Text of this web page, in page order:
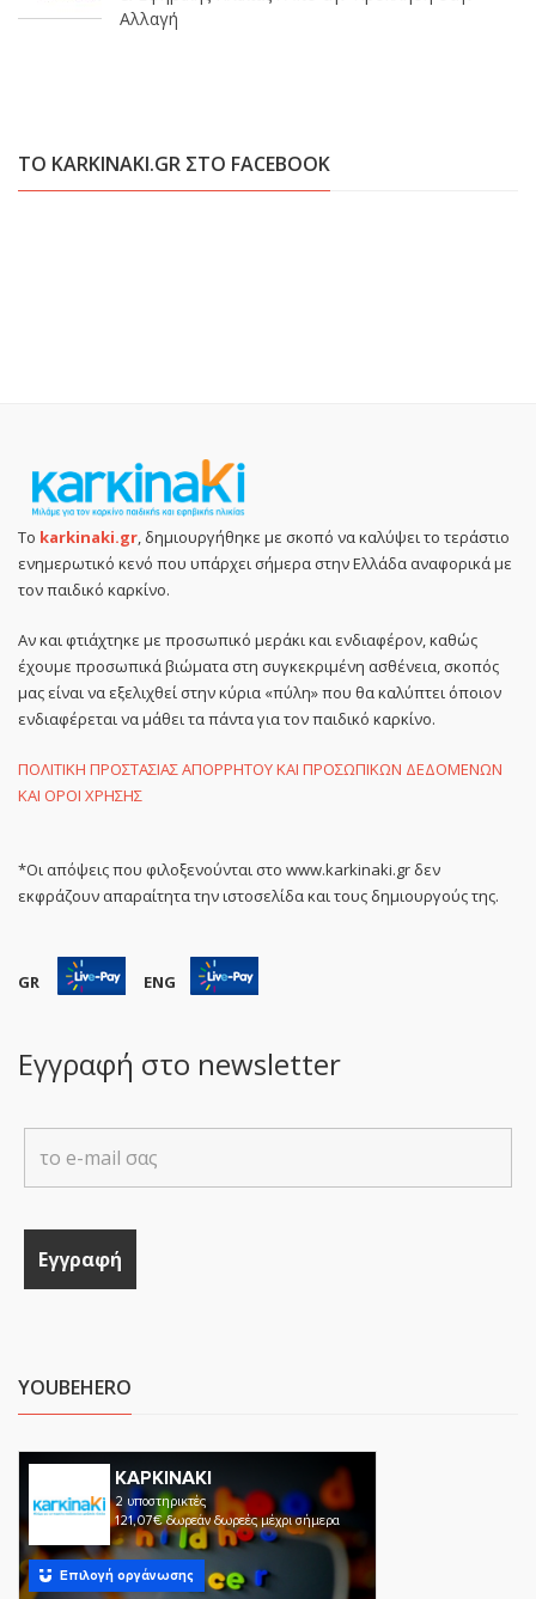
Αλλαγή
ΤΟ KARKINAKI.GR ΣΤΟ FACEBOOK
Το karkinaki.gr , δημιουργήθηκε με σκοπό να καλύψει το τεράστιο
ενημερωτικό κενό που υπάρχει σήμερα στην Ελλάδα αναφορικά με
τον παιδικό καρκίνο.
Αν και φτιάχτηκε με προσωπικό μεράκι και ενδιαφέρον, καθώς
έχουμε προσωπικά βιώματα στη συγκεκριμένη ασθένεια, σκοπός
μας είναι να εξελιχθεί στην κύρια «πύλη» που θα καλύπτει όποιον
ενδιαφέρεται να μάθει τα πάντα για τον παιδικό καρκίνο.
ΠΟΛΙΤΙΚΗ ΠΡΟΣΤΑΣΙΑΣ ΑΠΟΡΡΗΤΟΥ ΚΑΙ ΠΡΟΣΩΠΙΚΩΝ ΔΕΔΟΜΕΝΩΝ
ΚΑΙ ΟΡΟΙ ΧΡΗΣΗΣ
*Οι απόψεις που φιλοξενούνται στο www.karkinaki.gr δεν
εκφράζουν απαραίτητα την ιστοσελίδα και τους δημιουργούς της.
GR ENG
Εγγραφή στο newsletter
YOUBEHERO